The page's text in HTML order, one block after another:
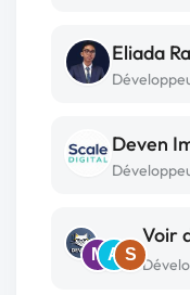
Eliada
Deven
M A S
Voir